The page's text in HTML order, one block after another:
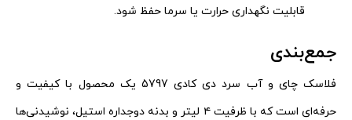
قابلیت نگهداری حرارت یا سرما حفظ شود.
جمع‌بندی
فلاسک چای و آب سرد دی کادی 5797 یک محصول با کیفیت و
حرفه‌ای است که با ظرفیت ۴ لیتر و بدنه دوجداره استیل، نوشیدنی‌ها